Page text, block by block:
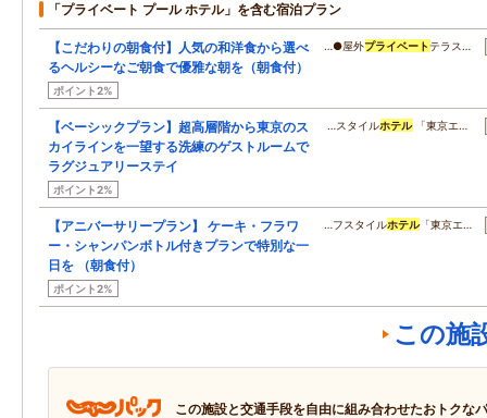
「プライベート プール ホテル」を含む宿泊プラン
【こだわりの朝食付】人気の和洋食から選べ
るヘルシーなご朝食で優雅な朝を（朝食付）
ポイント2%
…●屋外プライベートテラス…
【ベーシックプラン】超高層階から東京のス
カイラインを一望する洗練のゲストルームで
ラグジュアリーステイ
ポイント2%
…スタイルホテル「東京エ…
【アニバーサリープラン】 ケーキ・フラワ
ー・シャンパンボトル付きプランで特別な一
日を （朝食付）
ポイント2%
…フスタイルホテル「東京エ…
この施
この施設と交通手段を自由に組み合わせたおトクな